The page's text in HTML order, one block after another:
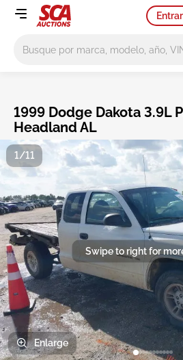
Entrar
1999 Dodge Dakota 3.9L
Headland AL
Swipe to right for
1/11
Enlarge